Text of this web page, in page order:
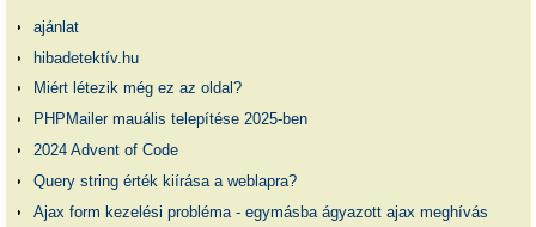
ajánlat
hibadetektív.hu
Miért létezik még ez az oldal?
PHPMailer mauális telepítése 2025-ben
2024 Advent of Code
Query string érték kiírása a weblapra?
Ajax form kezelési probléma - egymásba ágyazott ajax meghívás